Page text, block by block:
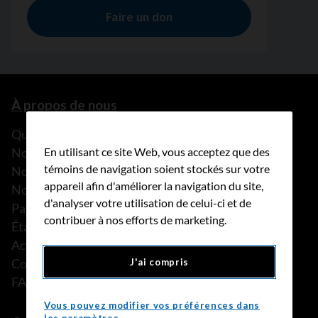
À propos de nous
Que faisons-nous?
Notre histoire
Nos histoires
Notre équipe
Partenariats
États financiers
Actualités
Communiqués de presse
FAQ
En utilisant ce site Web, vous acceptez que des
témoins de navigation soient stockés sur votre
appareil afin d'améliorer la navigation du site,
d'analyser votre utilisation de celui-ci et de
contribuer à nos efforts de marketing.
J'ai compris
Vous pouvez modifier vos préférences dans